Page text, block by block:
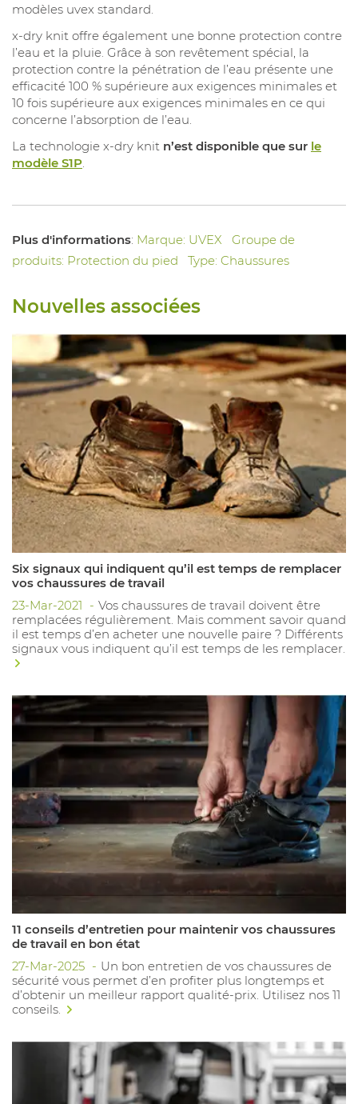
modèles uvex standard.
x-dry knit offre également une bonne protection contre
l’eau et la pluie. Grâce à son revêtement spécial, la
protection contre la pénétration de l’eau présente une
efficacité 100 % supérieure aux exigences minimales et
10 fois supérieure aux exigences minimales en ce qui
concerne l’absorption de l’eau.
La technologie x-dry knit n’est disponible que sur le
modèle S1P
Plus d'informations: Marque: UVEX
Groupe de
produits: Protection du pied
Type: Chaussures
Nouvelles associées
Six signaux qui indiquent qu’il est temps de remplacer
vos chaussures de travail
23-Mar-2021
Vos chaussures de travail doivent être
remplacées régulièrement. Mais comment savoir quand
il est temps d’en acheter une nouvelle paire ? Différents
signaux vous indiquent qu’il est temps de les remplacer.
11 conseils d’entretien pour maintenir vos chaussures
de travail en bon état
27-Mar-2025
Un bon entretien de vos chaussures de
sécurité vous permet d’en profiter plus longtemps et
d’obtenir un meilleur rapport qualité-prix. Utilisez nos 11
conseils.